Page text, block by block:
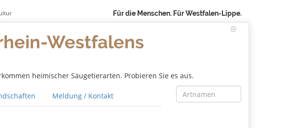
Für die Menschen. Für Westfalen-Lippe.
Westfalens
heimischer Säugetierarten. Probieren Sie es aus.
Meldung / Kontakt